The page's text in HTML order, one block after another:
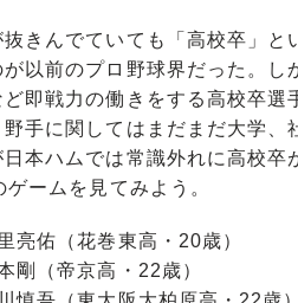
きんでていても「高校卒」と
以前のプロ野球界だった。
即戦力の働きをする高校卒
手に関してはまだまだ大学、
本ハムでは常識外れに高校
ームを見てみよう。
佑（花巻東高・20歳）
（帝京高・22歳）